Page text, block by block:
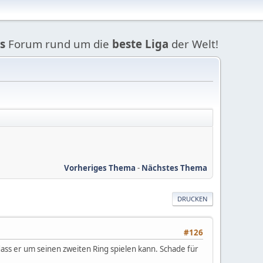
Forum rund um die beste Liga der Welt!
Vorheriges Thema - Nächstes Thema
DRUCKEN
#126
er um seinen zweiten Ring spielen kann. Schade für